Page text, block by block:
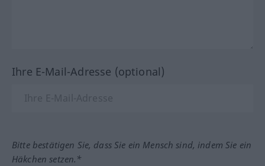
Ihre E-Mail-Adresse (optional)
Bitte bestätigen Sie, dass Sie ein Mensch sind, indem Sie ein
Häkchen setzen.*